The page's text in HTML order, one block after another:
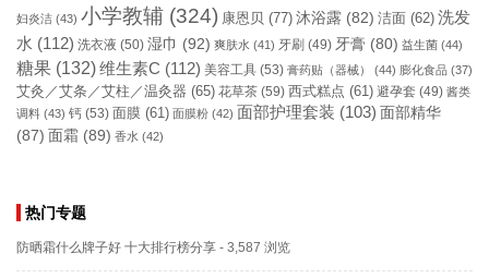
妇炎洁 (43) 小学教辅 (324) 康恩贝 (77) 沐浴露 (82) 洁面 (62) 洗发
水 (112) 洗衣液 (50) 湿巾 (92) 爽肤水 (41) 牙刷 (49) 牙膏 (80) 益生菌 (44)
糖果 (132)维生素C (112) 美容工具 (53) 膏药贴（器械） (44) 膨化食品 (37)
艾灸／艾条／艾柱／温灸器 (65) 花草茶 (59) 西式糕点 (61) 避孕套 (49) 酱类
调料 (43) 钙 (53) 面膜 (61) 面膜粉 (42) 面部护理套装 (103) 面部精华
(87) 面霜 (89) 香水 (42)
热门专题
防晒霜什么牌子好 十大排行榜分享 - 3,587 浏览